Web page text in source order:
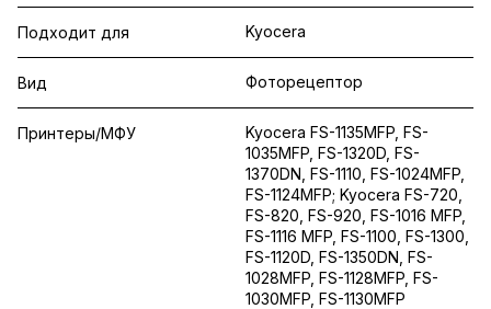
Подходит для Kyocera
Вид Фоторецептор
Принтеры/МФУ
Kyocera FS-1135MFP, FS-
1035MFP, FS-1320D, FS-
1370DN, FS-1110, FS-1024MFP,
FS-1124MFP; Kyocera FS-720,
FS-820, FS-920, FS-1016 MFP,
FS-1116 MFP, FS-1100, FS-1300,
FS-1120D, FS-1350DN, FS-
1028MFP, FS-1128MFP, FS-
1030MFP, FS-1130MFP